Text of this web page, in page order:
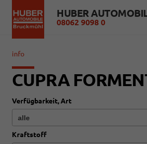
08062 9098 0
info
CUPRA
Verfügbarkeit, Art
Kraftstoff